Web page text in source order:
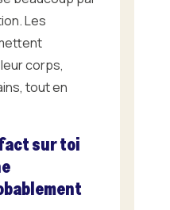
Les
corps,
tout en
sur toi